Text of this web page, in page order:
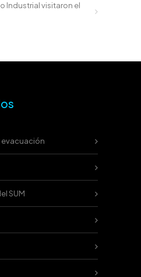
Industrial visitaron el
evacuación
SUM